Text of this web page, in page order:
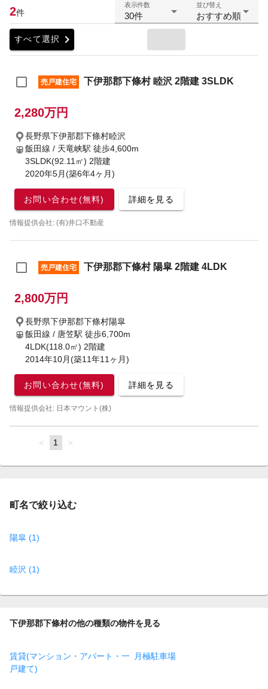
2件
表示件数
30件
並び替え
おすすめ順
すべて選択 chevron_right
売戸建住宅 下伊那郡下條村 睦沢 2階建 3SLDK
2,280万円
長野県下伊那郡下條村睦沢
飯田線 / 天竜峡駅 徒歩4,600m
3SLDK(92.11㎡) 2階建
2020年5月(築6年4ヶ月)
お問い合わせ(無料) 詳細を見る
情報提供会社: (有)井口不動産
売戸建住宅 下伊那郡下條村 陽皐 2階建 4LDK
2,800万円
長野県下伊那郡下條村陽皐
飯田線 / 唐笠駅 徒歩6,700m
4LDK(118.0㎡) 2階建
2014年10月(築11年11ヶ月)
お問い合わせ(無料) 詳細を見る
情報提供会社: 日本マウント(株)
page
You're
page
1 page
町名で絞り込む
陽皐 (1)
睦沢 (1)
下伊那郡下條村の他の種類の物件を見る
賃貸(マンション・アパート・一
戸建て)
月極駐車場